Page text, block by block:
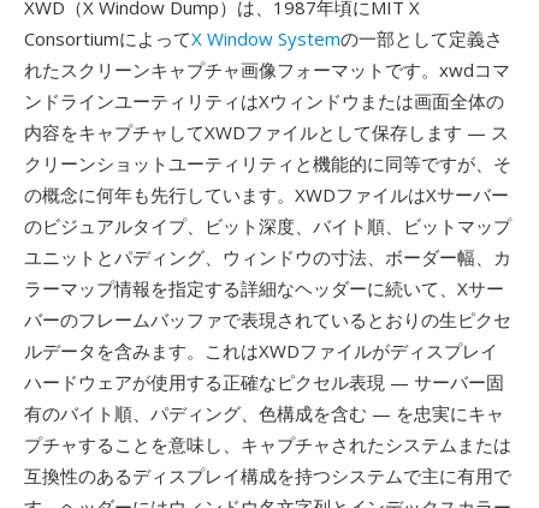
XWD（X Window Dump）は、1987年頃にMIT X
ConsortiumによってX Window Systemの一部として定義さ
れたスクリーンキャプチャ画像フォーマットです。xwdコマ
ンドラインユーティリティはXウィンドウまたは画面全体の
内容をキャプチャしてXWDファイルとして保存します — ス
クリーンショットユーティリティと機能的に同等ですが、そ
の概念に何年も先行しています。XWDファイルはXサーバー
のビジュアルタイプ、ビット深度、バイト順、ビットマップ
ユニットとパディング、ウィンドウの寸法、ボーダー幅、カ
ラーマップ情報を指定する詳細なヘッダーに続いて、Xサー
バーのフレームバッファで表現されているとおりの生ピクセ
ルデータを含みます。これはXWDファイルがディスプレイ
ハードウェアが使用する正確なピクセル表現 — サーバー固
有のバイト順、パディング、色構成を含む — を忠実にキャ
プチャすることを意味し、キャプチャされたシステムまたは
互換性のあるディスプレイ構成を持つシステムで主に有用で